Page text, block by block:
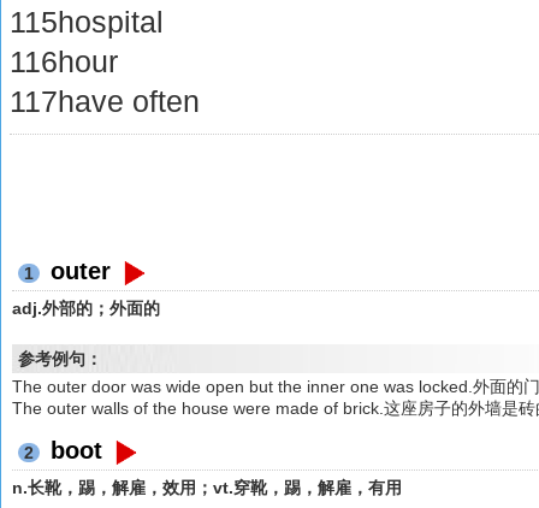
115hospital
116hour
117have often
1 outer
adj.外部的；外面的
参考例句：
The outer door was wide open but the inner one was locked.外面的
The outer walls of the house were made of brick.这座房子的外墙是砖
2 boot
n.长靴，踢，解雇，效用；vt.穿靴，踢，解雇，有用